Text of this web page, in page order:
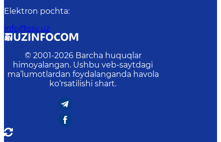
Elektron pochta:
info@ssv.uz
© 2001-2026 Barcha huquqlar
himoyalangan. Ushbu veb-saytdagi
ma’lumotlardan foydalanganda havola
ko‘rsatilishi shart.